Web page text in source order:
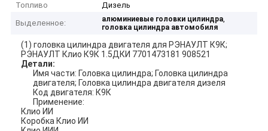
Топливо
Дизель
Выделенное:
алюминиевые головки цилиндра,
головка цилиндра автомобиля
(1) головка цилиндра двигателя для РЭНАУЛТ К9К;
РЭНАУЛТ Клио К9К 1.5ДКИ 7701473181 908521
Детали:
Имя части: Головка цилиндра; Головка цилиндра
двигателя; Головка цилиндра двигателя дизеля
Код двигателя: К9К
Применение:
Клио ИИ
Коробка Клио ИИ